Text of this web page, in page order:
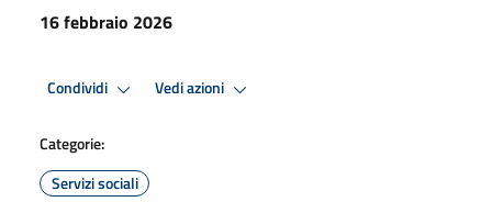
16 febbraio 2026
Condividi Vedi azioni
Categorie:
Servizi sociali